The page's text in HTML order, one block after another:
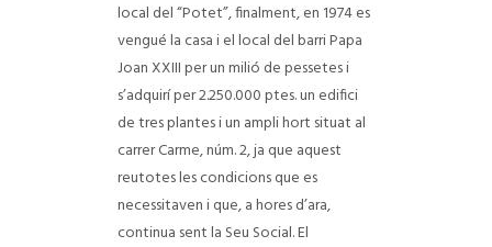
local del “Potet”, finalment, en 1974 es
vengué la casa i el local del barri Papa
Joan XXIII per un milió de pessetes i
s’adquirí per 2.250.000 ptes. un edifici
de tres plantes i un ampli hort situat al
carrer Carme, núm. 2, ja que aquest
reutotes les condicions que es
necessitaven i que, a hores d’ara,
continua sent la Seu Social. El